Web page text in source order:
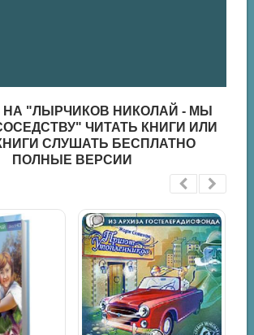
НА "ЛЫРЧИКОВ НИКОЛАЙ - МЫ
ЧИТАТЬ КНИГИ ИЛИ
СЛУШАТЬ БЕСПЛАТНО
ПОЛНЫЕ ВЕРСИИ